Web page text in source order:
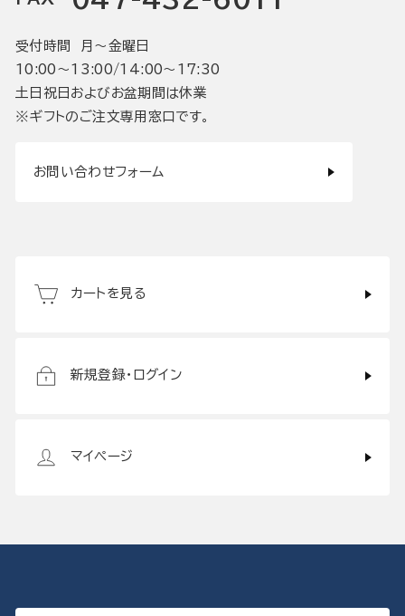
受付時間 月〜金曜日
10:00〜13:00/14:00〜17:30
土日祝日およびお盆期間は休業
※ギフトのご注文専用窓口です。
お問い合わせフォーム
カートを見る
新規登録・ログイン
マイページ